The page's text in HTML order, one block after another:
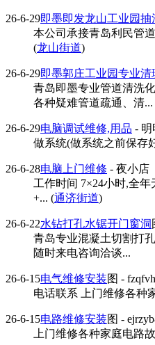
26-6-29即墨即发龙山工业园
本公司承接青岛利民管
(龙山街道)
26-6-29即墨郭庄工业园专业清
青岛即墨专业管道清洗
各种疑难管道疏通、清...
26-6-29电脑调试维修,用品 - 明
做系统(做系统之前保存
26-6-28电脑上门维修 - 夜小店
工作时间 7×24小时,全
+... (通济街道)
26-6-22水钻打孔水锯开门窗洞
青岛专业混凝土切割打
随时来电咨询洽谈...
26-6-15电气维修安装图 -
电话联系 上门维修各种
26-6-15电路维修安装图 -
上门维修各种家庭电路